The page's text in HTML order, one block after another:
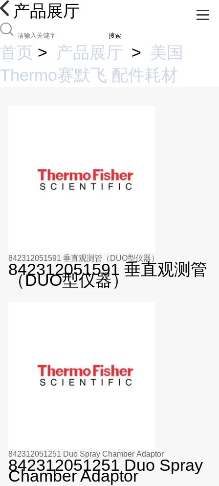
产品展厅
搜索
首页 > 产品展厅 > 美国
Thermo赛默飞 配件耗材
842312051591 垂直观测管（DUO型仪器）
842312051591 垂直观测管
（DUO型仪器）
842312051251 Duo Spray Chamber Adaptor
842312051251 Duo Spray
Chamber Adaptor